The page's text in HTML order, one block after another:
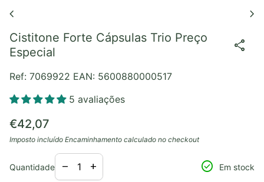
chevron_left chevron_right
Cistitone Forte Cápsulas Trio Preço
Especial
share
Ref: 7069922 EAN: 5600880000517
5 avaliações
Preço normal
€42,07
Imposto incluído Encaminhamento calculado no checkout
Quantidade
Diminuir a quantidade para
remove
Aumentar a quantidade para
add check_circle Em stock